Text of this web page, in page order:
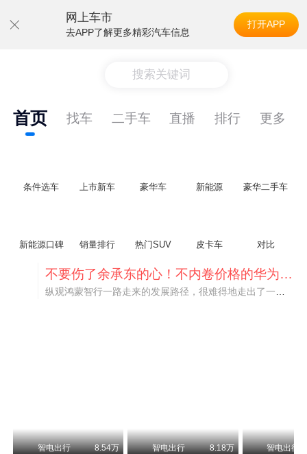
网上车市
去APP了解更多精彩汽车信息
打开APP
搜索关键词
首页 找车 二手车 直播 排行 更多
条件选车 上市新车 豪华车 新能源 豪华二手车
新能源口碑 销量排行 热门SUV 皮卡车 对比
不要伤了余承东的心！不内卷价格的华为，弥足珍贵！
智电出行 8.54万 智电出行 8.18万 智电出行